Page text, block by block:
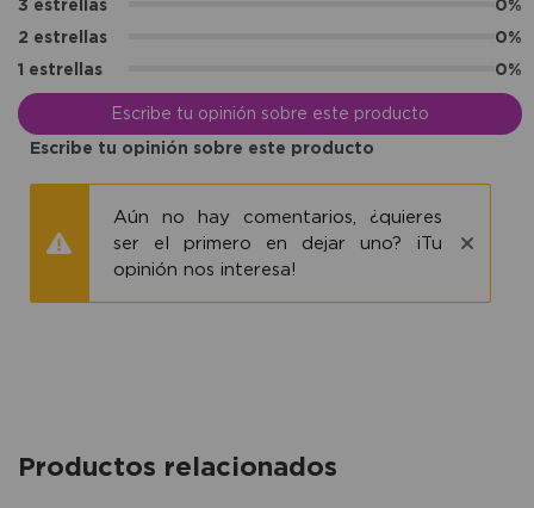
3 estrellas
0%
2 estrellas
0%
1 estrellas
0%
Escribe tu opinión sobre este producto
Escribe tu opinión sobre este producto
Aún no hay comentarios, ¿quieres
ser el primero en dejar uno? ¡Tu
opinión nos interesa!
Productos relacionados